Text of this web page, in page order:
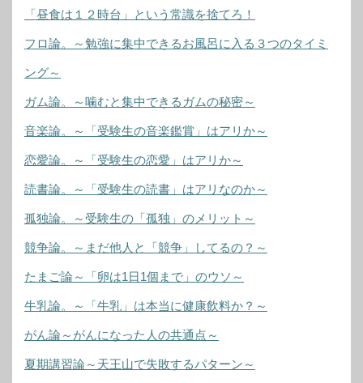
「昼食は１２時台」という常識を捨てろ！
フロ論。～勉強に集中できるお風呂に入る３つのタイミ
ング～
ガム論。～噛むと集中できるガムの秘密～
音楽論。～「受験生の音楽鑑賞」はアリか～
恋愛論。～「受験生の恋愛」はアリか～
読書論。～「受験生の読書」はアリなのか～
孤独論。～受験生の「孤独」のメリット～
競争論。～まだ他人と「競争」してるの？～
たまご論～「卵は1日1個まで」のウソ～
牛乳論。～「牛乳」は本当に健康飲料か？～
がん論～がんになった人の共通点～
夏期講習論～天王山で失敗するパターン～